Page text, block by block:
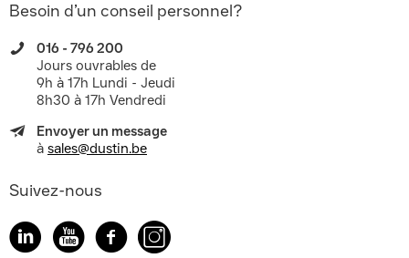
Besoin d’un conseil personnel?
016 - 796 200
Jours ouvrables de
9h à 17h Lundi - Jeudi
8h30 à 17h Vendredi
Envoyer un message
à sales@dustin.be
Suivez-nous